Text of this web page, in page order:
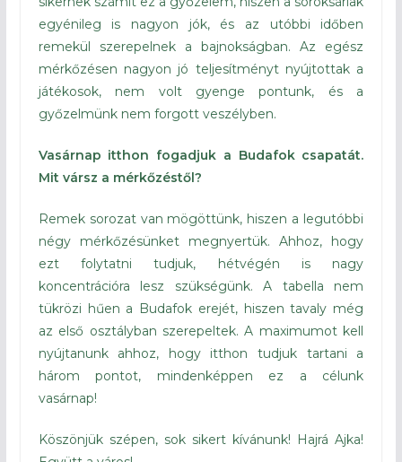
egyénileg is nagyon jók, és az utóbbi időben
remekül szerepelnek a bajnokságban. Az egész
mérkőzésen nagyon jó teljesítményt nyújtottak a
játékosok, nem volt gyenge pontunk, és a
győzelmünk nem forgott veszélyben.
Vasárnap itthon fogadjuk a Budafok csapatát.
Mit vársz a mérkőzéstől?
Remek sorozat van mögöttünk, hiszen a legutóbbi
négy mérkőzésünket megnyertük. Ahhoz, hogy
ezt folytatni tudjuk, hétvégén is nagy
koncentrációra lesz szükségünk. A tabella nem
tükrözi hűen a Budafok erejét, hiszen tavaly még
az első osztályban szerepeltek. A maximumot kell
nyújtanunk ahhoz, hogy itthon tudjuk tartani a
három pontot, mindenképpen ez a célunk
vasárnap!
Köszönjük szépen, sok sikert kívánunk! Hajrá Ajka!